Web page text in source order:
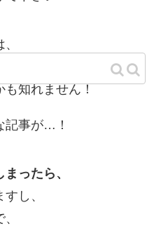
るうちに
知れません！
記事が…！
ったら、
し、